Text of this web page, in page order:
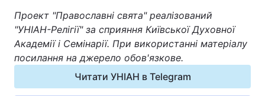
Здоров'я Туризм
Цікавинки Погода
Відео з Youtube Статті
Проект "Православні свята" реалізований
"УНІАН-Релігії" за сприяння Київської Духовної
Академії і Семінарії. При використанні матеріалу
посилання на джерело обов'язкове.
Читати УНІАН в Telegram